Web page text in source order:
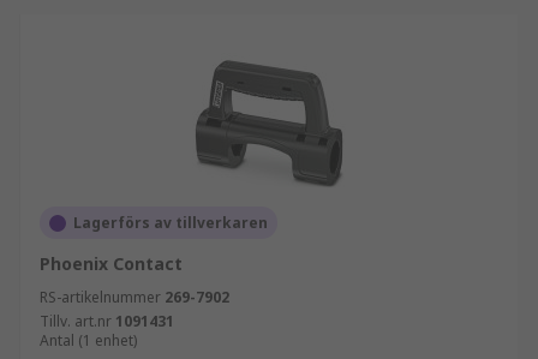
Lagerförs av tillverkaren
Phoenix Contact
RS-artikelnummer 269-7902
Tillv. art.nr 1091431
Antal (1 enhet)